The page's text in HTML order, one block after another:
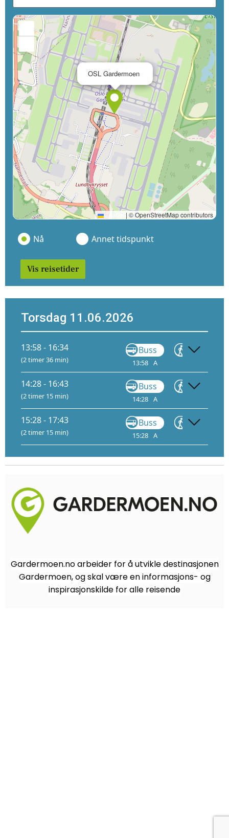
OSL Gardermoen
Leaflet | © OpenStreetMap contributors
Nå Annet tidspunkt
Vis reisetider
Torsdag 11.06.2026
13:58 - 16:34
(2 timer 36 min)
Buss
13:58 A
Gå
14:28 - 16:43
(2 timer 15 min)
Buss
14:28 A
Gå
15:28 - 17:43
(2 timer 15 min)
Buss
15:28 A
Gå
Gardermoen.no arbeider for å utvikle destinasjonen
Gardermoen, og skal være en informasjons- og
inspirasjonskilde for alle reisende